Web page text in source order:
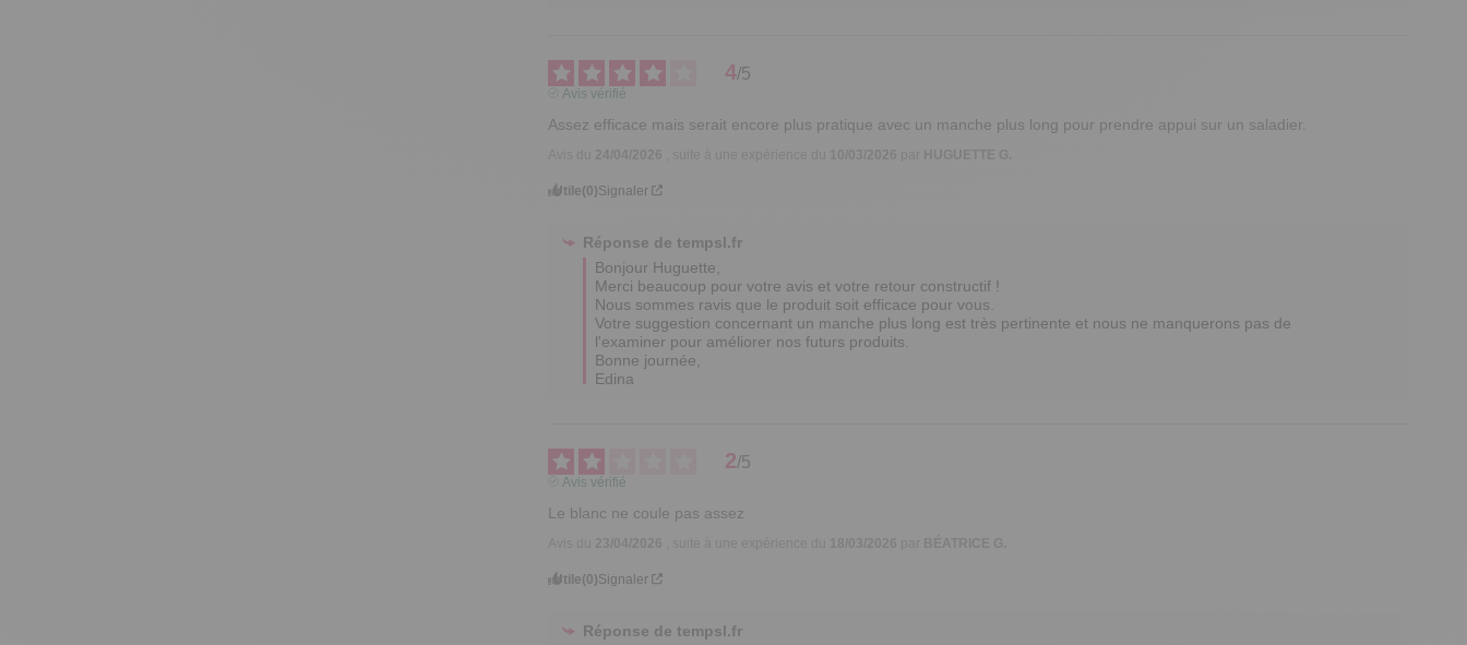
4/5
Avis vérifié
Assez efficace mais serait encore plus pratique avec un manche plus long pour prendre appui sur un saladier.
24/04/2026 , suite à une expérience du 10/03/2026 HUGUETTE G.
Utile(0)Signaler
Réponse detempsl.fr
Bonjour Huguette,
Merci beaucoup pour votre avis et votre retour constructif !
Nous sommes ravis que le produit soit efficace pour vous.
Votre suggestion concernant un manche plus long est très pertinente et nous ne manquerons pas de
l'examiner pour améliorer nos futurs produits.
Bonne journée,
Edina
2/5
Avis vérifié
Le blanc ne coule pas assez
Utile(0)Signaler
Réponse detempsl.fr